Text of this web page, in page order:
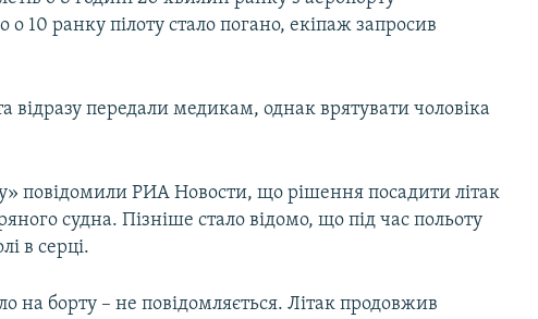
10 ранку пілоту стало погано, екіпаж запросив
відразу передали медикам, однак врятувати чоловіка
повідомили РИА Новости, що рішення посадити літак
судна. Пізніше стало відомо, що під час польоту
в серці.
на борту – не повідомляється. Літак продовжив